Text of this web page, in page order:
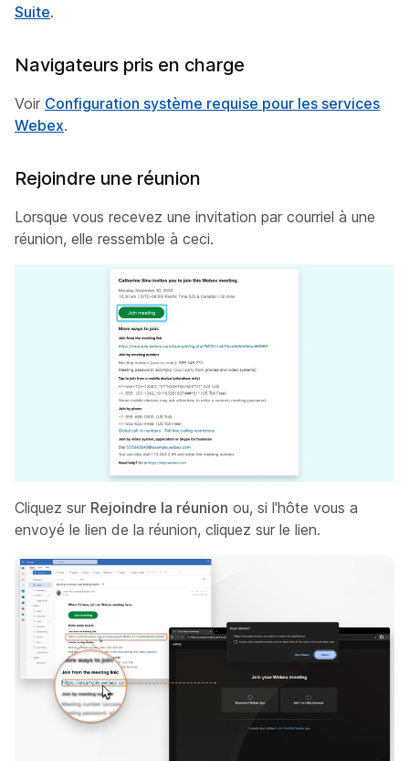
Suite.
Navigateurs pris en charge
Voir Configuration système requise pour les services
Webex.
Rejoindre une réunion
Lorsque vous recevez une invitation par courriel à une
réunion, elle ressemble à ceci.
Cliquez sur Rejoindre la réunion ou, si l'hôte vous a
envoyé le lien de la réunion, cliquez sur le lien.